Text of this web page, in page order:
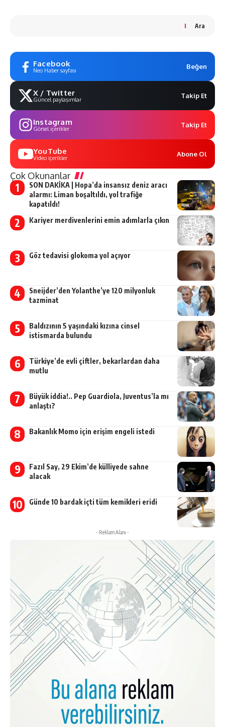
Ara
Facebook
Neo Haber sayfası Beğen
X / Twitter
Güncel paylaşımlar Takip Et
Instagram
Görsel içerikler Takip Et
YouTube
Video içerikler Abone Ol
Çok Okunanlar
SON DAKİKA | Hopa’da insansız deniz aracı
alarmı: Liman boşaltıldı, yol trafiğe
kapatıldı!
Kariyer merdivenlerini emin adımlarla çıkın
Göz tedavisi glokoma yol açıyor
Sneijder’den Yolanthe’ye 120 milyonluk
tazminat
Baldızının 5 yaşındaki kızına cinsel
istismarda bulundu
Türkiye’de evli çiftler, bekarlardan daha
mutlu
Büyük iddia!.. Pep Guardiola, Juventus’la mı
anlaştı?
Bakanlık Momo için erişim engeli istedi
Fazıl Say, 29 Ekim’de külliyede sahne
alacak
Günde 10 bardak içti tüm kemikleri eridi
- Reklam Alanı -